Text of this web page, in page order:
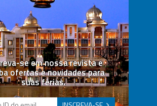
se em nossa revista e
ofertas e novidades para
suas férias.